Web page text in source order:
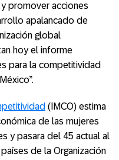
promover acciones
apalancado de
global
hoy el informe
para la competitividad
(IMCO) estima
de las mujeres
y pasara del 45 actual al
de la Organización